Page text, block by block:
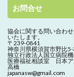
お問合せ
協会に関する問い合わせ
いたします。
〒239-0841
神奈川県横須賀市野比5-
独立行政法人国立病院
医療福祉相談室 日本ア
高橋
japanasw@gmail.com